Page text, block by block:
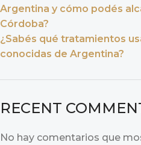
Argentina y cómo podés
Córdoba?
¿Sabés qué tratamientos
conocidas de Argentina?
RECENT
No hay comentarios que